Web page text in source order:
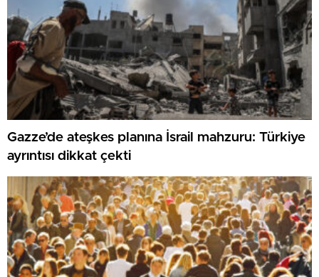
Gazze’de ateşkes planına İsrail mahzuru: Türkiye
ayrıntısı dikkat çekti